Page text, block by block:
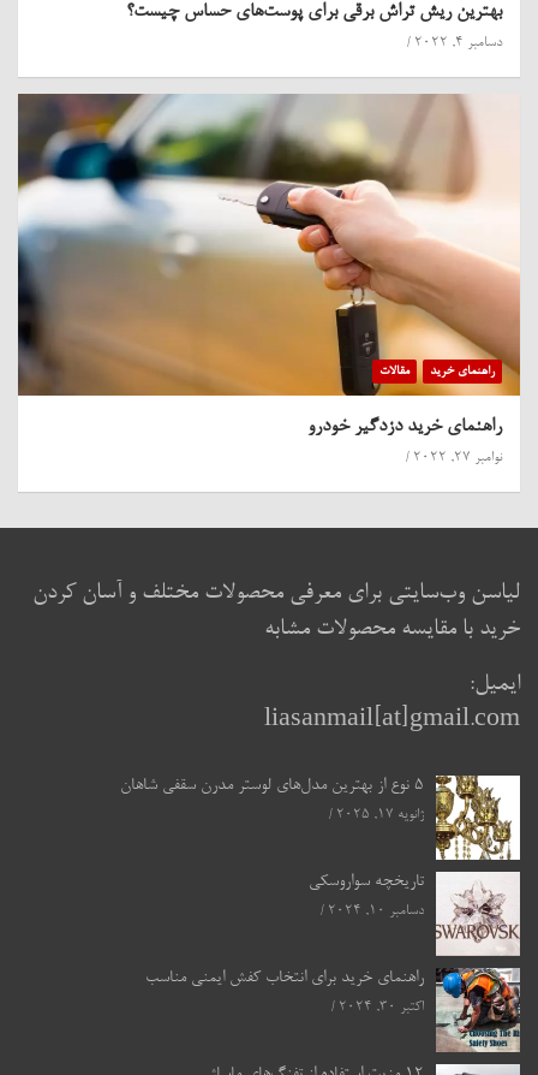
بهترین ریش تراش برقی برای پوست‌های حساس چیست؟
دسامبر 4, 2022
راهنمای خرید مقالات
راهنمای خرید دزدگیر خودرو
نوامبر 27, 2022
لیاسن وب‌سایتی برای معرفی محصولات مختلف و آسان کردن
خرید با مقایسه محصولات مشابه
ایمیل:
liasanmail[at]gmail.com
5 نوع از بهترین مدل‌های لوستر مدرن سقفی شاهان
ژانویه 17, 2025
تاریخچه سواروسکی
دسامبر 10, 2024
راهنمای خرید برای انتخاب کفش ایمنی مناسب
اکتبر 30, 2024